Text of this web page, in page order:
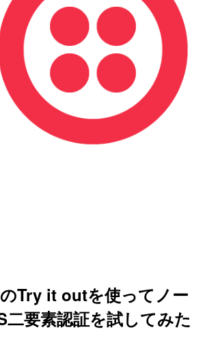
Try it outを使ってノー
二要素認証を試してみた